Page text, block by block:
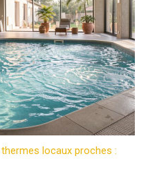
locaux proches :